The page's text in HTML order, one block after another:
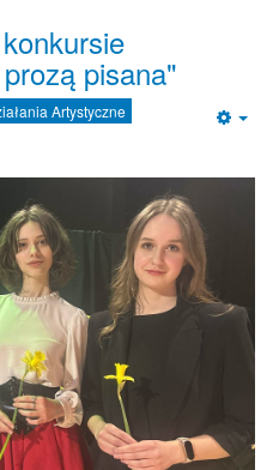
pisana"
Artystyczne